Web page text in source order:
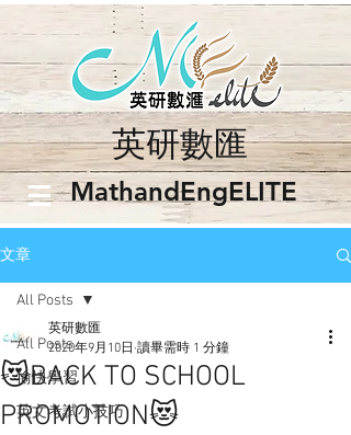
英研數匯
​MathandEngELITE
文章
All Posts
愉快學習
英文考試小技巧
All Posts
😻BACK TO SCHOOL
PROMOTION😻
英研數匯
2020年9月10日 讀畢需時 1 分鐘